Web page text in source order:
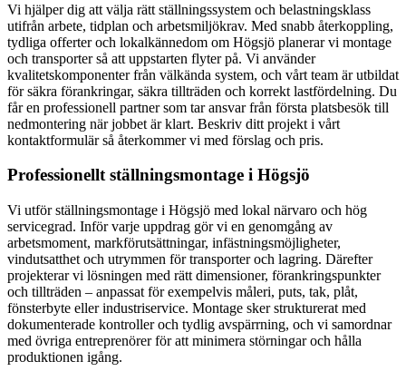
Vi hjälper dig att välja rätt ställningssystem och belastningsklass
utifrån arbete, tidplan och arbetsmiljökrav. Med snabb återkoppling,
tydliga offerter och lokalkännedom om Högsjö planerar vi montage
och transporter så att uppstarten flyter på. Vi använder
kvalitetskomponenter från välkända system, och vårt team är utbildat
för säkra förankringar, säkra tillträden och korrekt lastfördelning. Du
får en professionell partner som tar ansvar från första platsbesök till
nedmontering när jobbet är klart. Beskriv ditt projekt i vårt
kontaktformulär så återkommer vi med förslag och pris.
Professionellt ställningsmontage i Högsjö
Vi utför ställningsmontage i Högsjö med lokal närvaro och hög
servicegrad. Inför varje uppdrag gör vi en genomgång av
arbetsmoment, markförutsättningar, infästningsmöjligheter,
vindutsatthet och utrymmen för transporter och lagring. Därefter
projekterar vi lösningen med rätt dimensioner, förankringspunkter
och tillträden – anpassat för exempelvis måleri, puts, tak, plåt,
fönsterbyte eller industriservice. Montage sker strukturerat med
dokumenterade kontroller och tydlig avspärrning, och vi samordnar
med övriga entreprenörer för att minimera störningar och hålla
produktionen igång.